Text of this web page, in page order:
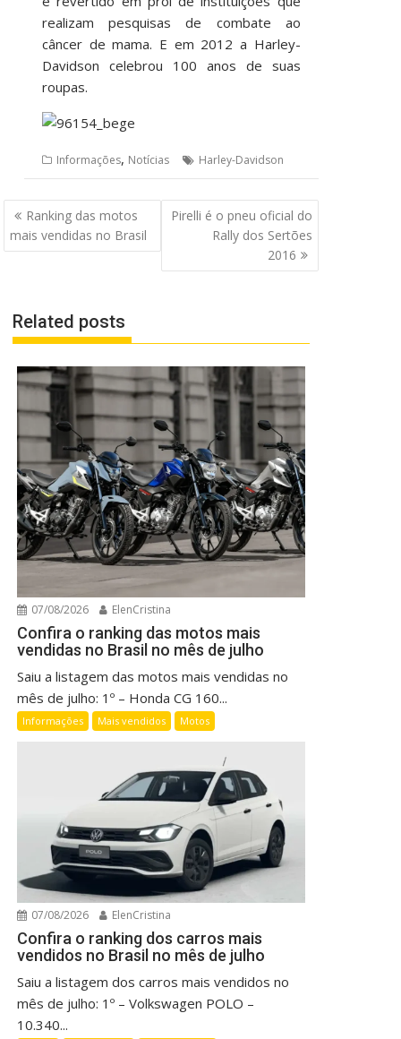
realizam pesquisas de combate ao
câncer de mama. E em 2012 a Harley-
Davidson celebrou 100 anos de suas
roupas.
Informações, Notícias Harley-Davidson
Navegação
de
Post
Ranking das motos
mais vendidas no Brasil
Pirelli é o pneu oficial do
Rally dos Sertões
2016
Related posts
07/08/2026 ElenCristina
Confira o ranking das motos mais
vendidas no Brasil no mês de julho
Saiu a listagem das motos mais vendidas no
mês de julho: 1º – Honda CG 160...
Informações Mais vendidos Motos
07/08/2026 ElenCristina
Confira o ranking dos carros mais
vendidos no Brasil no mês de julho
Saiu a listagem dos carros mais vendidos no
mês de julho: 1º – Volkswagen POLO –
10.340...